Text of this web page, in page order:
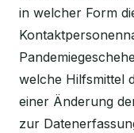
in welcher Form
welche Hilfsmittel
einer Änderung
zur